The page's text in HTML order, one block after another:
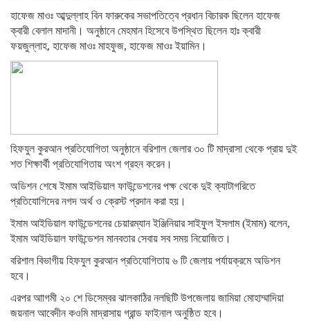
হাফেজ মাওঃ আব্দুল্লাহ বিন ফারুকের সভাপতিত্বে প্রধান বিচারক ছিলেন হাফেজ
ক্বারী বেলাল মাদানী। অনুষ্ঠানে মেহমান হিসেবে উপস্থিত ছিলেন হাঃ ক্বারী
ফয়জুল্লাহ, হাফেজ মাওঃ মাহফুজ, হাফেজ মাওঃ ইয়ামিন।
হিফযুল কুরআন প্রতিযোগিতা অনুষ্ঠানে বরিশাল জেলার ৩০ টি মাদ্রাসা থেকে প্রায় দুই
শত শিক্ষার্থী প্রতিযোগিতায় অংশ গ্রহন করেন।
অডিশন শেষে ইমাম আইডিয়াল ফাউন্ডেশনের পক্ষ থেকে দুই ক্যাটাগরিতে
প্রতিযোগিদের নগদ অর্থ ও ক্রেস্ট প্রদান করা হয়।
ইমাম আইডিয়াল ফাউন্ডেশনের চেয়ারম্যান ইঞ্জিনিয়ার সাইফুল ইসলাম (ইমাম) বলেন,
ইমাম আইডিয়াল ফাউন্ডেশন মানবতার সেবায় সব সময় নিয়োজিত।
বরিশাল বিভাগীয় হিফযুল কুরআন প্রতিযোগিতায় ৬ টি জেলায় পর্যায়ক্রমে অডিশন
হবে।
এরপর আাগমী ২০ শে ডিসেম্বর ঝালকাঠির নলছিটি উপজেলায় জামিয়া মোহাম্মাদিয়া
জয়নাল আবেদীন কওমি মাদ্রাসায় গ্রান্ড ফাইনাল অনুষ্ঠিত হবে।